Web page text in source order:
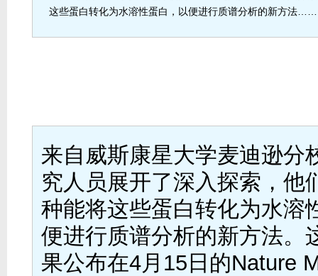
这些蛋白转化为水溶性蛋白，以便进行质谱分析的新方法……
来自威斯康星大学麦迪逊分
究人员展开了深入探索，他
种能将这些蛋白转化为水溶
便进行质谱分析的新方法。
果公布在4月15日的Nature